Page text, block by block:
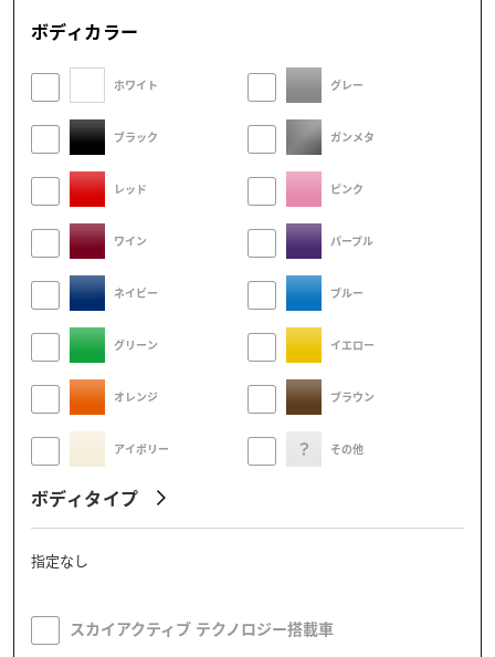
ボディカラー
ホワイト グレー
ブラック ガンメタ
レッド ピンク
ワイン パープル
ネイビー ブルー
グリーン イエロー
オレンジ ブラウン
アイボリー その他
ボディタイプ
指定なし
スカイアクティブ テクノロジー搭載車